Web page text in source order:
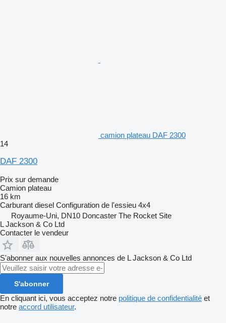
camion plateau DAF 2300
14
DAF 2300
Prix sur demande
Camion plateau
16 km
Carburant diesel Configuration de l'essieu 4x4
Royaume-Uni, DN10 Doncaster The Rocket Site
L Jackson & Co Ltd
Contacter le vendeur
S'abonner aux nouvelles annonces de L Jackson & Co Ltd
S'abonner
En cliquant ici, vous acceptez notre politique de confidentialité et
notre accord utilisateur.